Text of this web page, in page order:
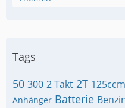
Tags
50 300 2 Takt 2T 125ccm
Anhänger Batterie